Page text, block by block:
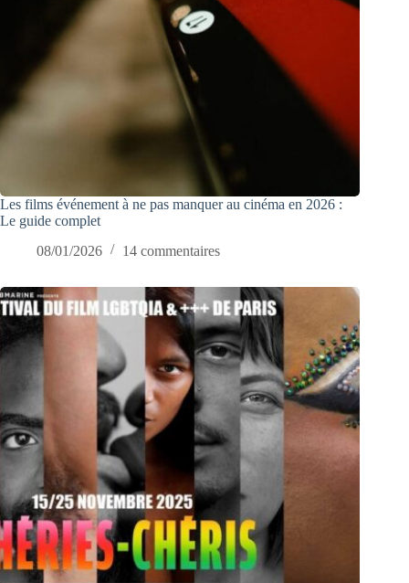
Les films événement à ne pas manquer au cinéma en 2026 :
Le guide complet
08/01/2026
14 commentaires